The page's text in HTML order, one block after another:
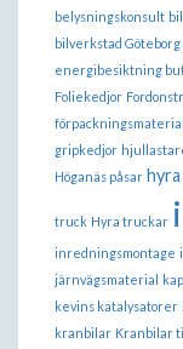
belysningskonsult
bilverkstad Göteborg
energibesiktning
Foliekedjor
förpackningsmaterial
gripkedjor
Höganäs påsar
truck Hyra truckar
inredningsmontage
järnvägsmaterial
kevins katalysatorer
kranbilar Kranbilar